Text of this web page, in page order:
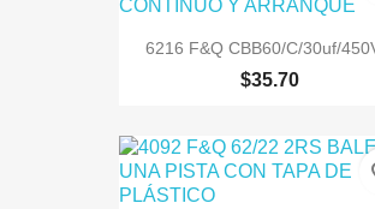
6216 F&Q CBB60/C/30uf/
$35.70